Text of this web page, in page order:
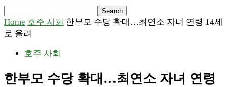
Home 호주 사회 한부모 수당 확대…최연소 자녀 연령 14세
로 올려
호주 사회
한부모 수당 확대…최연소 자녀 연령